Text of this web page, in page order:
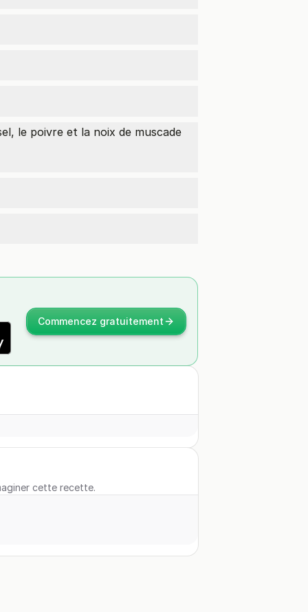
le poivre et la noix de muscade
Commencez gratuitement
cette recette.